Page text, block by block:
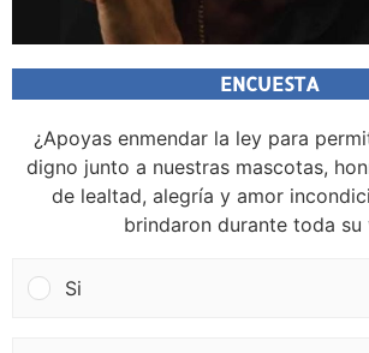
ENCUESTA
¿Apoyas enmendar la ley para
digno junto a nuestras mascotas,
de lealtad, alegría y amor
brindaron durante toda su
Si